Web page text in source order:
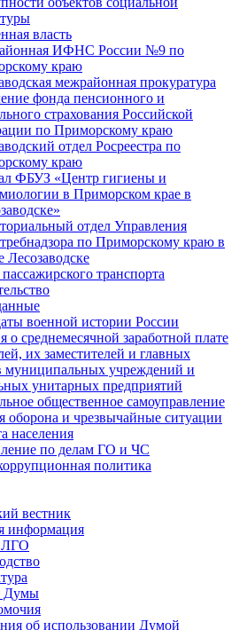
власть
ИФНС России №9 по
краю
межрайонная прокуратура
фонда пенсионного и
страхования Российской
по Приморскому краю
отдел Росреестра по
краю
ФБУЗ «Центр гигиены и
в Приморском крае в
отдел Управления
по Приморскому краю в
Лесозаводске
транспорта
военной истории России
среднемесячной заработной плате
их заместителей и главных
муниципальных учреждений и
унитарных предприятий
общественное самоуправление
оборона и чрезвычайные ситуации
населения
по делам ГО и ЧС
политика
вестник
информация
ЛГО
Думы
об использовании Думой